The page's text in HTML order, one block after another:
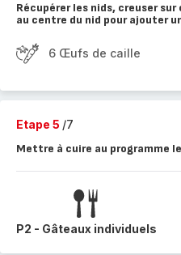
Récupérer les nids, creuser
au centre du nid pour ajouter
6 Œufs de caille
Etape 5 /7
Mettre à cuire au programme
P2 - Gâteaux individuels